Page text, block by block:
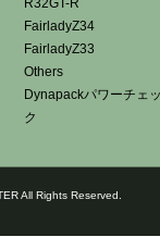
R32GT-R
FairladyZ34
FairladyZ33
Others
Dynapackパワーチェ
ク
All Rights Reserved.